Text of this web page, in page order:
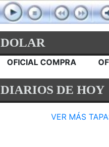
DOLAR
OFICIAL COMPRA
DIARIOS DE HOY
VER MÁS